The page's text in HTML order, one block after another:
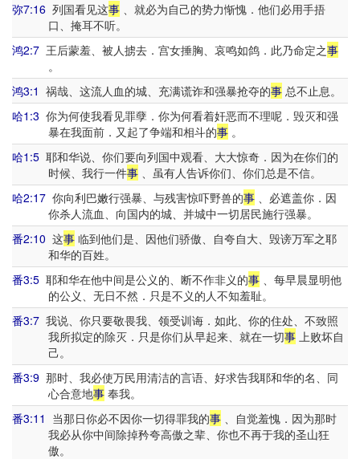
弥7:16 列国看见这事 、就必为自己的势力惭愧．他们必用手捂
口、掩耳不听。
鸿2:7 王后蒙羞、被人掳去．宫女捶胸、哀鸣如鸽．此乃命定之事
。
鸿3:1 祸哉、这流人血的城、充满谎诈和强暴抢夺的事 总不止息。
哈1:3 你为何使我看见罪孽．你为何看着奸恶而不理呢．毁灭和强
暴在我面前．又起了争端和相斗的事。
哈1:5 耶和华说、你们要向列国中观看、大大惊奇．因为在你们的
时候、我行一件事、虽有人告诉你们、你们总是不信。
哈2:17 你向利巴嫩行强暴、与残害惊吓野兽的事 、必遮盖你．因
你杀人流血、向国内的城、并城中一切居民施行强暴。
番2:10 这事 临到他们是、因他们骄傲、自夸自大、毁谤万军之耶
和华的百姓。
番3:5 耶和华在他中间是公义的、断不作非义的事 、每早晨显明他
的公义、无日不然．只是不义的人不知羞耻。
番3:7 我说、你只要敬畏我、领受训诲．如此、你的住处、不致照
我所拟定的除灭．只是你们从早起来、就在一切事上败坏自
己。
番3:9 那时、我必使万民用清洁的言语、好求告我耶和华的名、同
心合意地事奉我。
番3:11 当那日你必不因你一切得罪我的事 、自觉羞愧．因为那时
我必从你中间除掉矜夸高傲之辈、你也不再于我的圣山狂
傲。